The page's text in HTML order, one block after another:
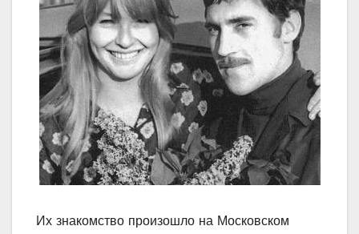
Их знакомство произошло на Московском